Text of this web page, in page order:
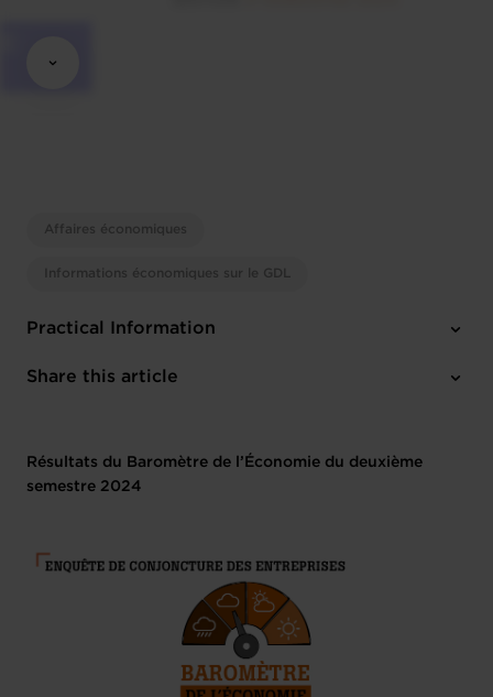
Affaires économiques
Informations économiques sur le GDL
Practical Information
1 attachment
Share this article
Résultats du Baromètre de l’Économie du deuxième
semestre 2024